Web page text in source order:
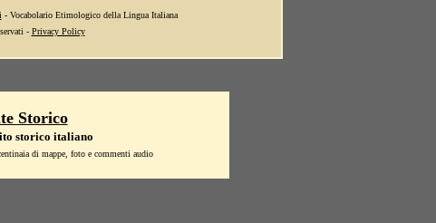
- Vocabolario Etimologico della Lingua Italiana
- Privacy Policy
Storico
storico italiano
di mappe, foto e commenti audio